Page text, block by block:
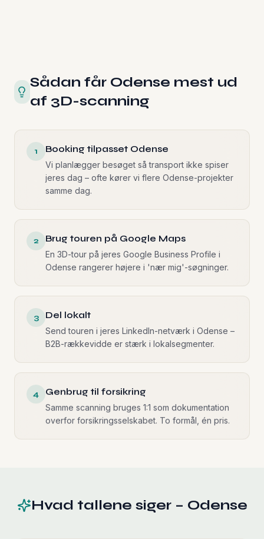
Sådan får Odense mest ud
af 3D-scanning
1 Booking tilpasset Odense
Vi planlægger besøget så transport ikke spiser
jeres dag – ofte kører vi flere Odense-projekter
samme dag.
2 Brug touren på Google Maps
En 3D-tour på jeres Google Business Profile i
Odense rangerer højere i 'nær mig'-søgninger.
3 Del lokalt
Send touren i jeres LinkedIn-netværk i Odense –
B2B-rækkevidde er stærk i lokalsegmenter.
4 Genbrug til forsikring
Samme scanning bruges 1:1 som dokumentation
overfor forsikringsselskabet. To formål, én pris.
Hvad tallene siger – Odense